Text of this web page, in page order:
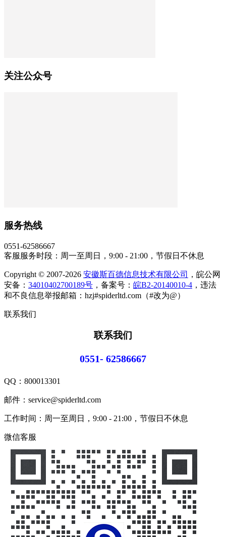
关注公众号
服务热线
0551-62586667
客服服务时段：周一至周日，9:00 - 21:00，节假日不休息
Copyright © 2007-2026 安徽斯百德信息技术有限公司
，皖公网
安备： 34010402700189号 ，备案号： 皖B2-20140010-4 ，违法
和不良信息举报邮箱：hzj#spiderltd.com（#改为@）
联系我们
联系我们
0551- 62586667
QQ： 800013301
邮件：service@spiderltd.com
工作时间：周一至周日，9:00 - 21:00，节假日不休息
微信客服